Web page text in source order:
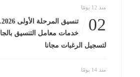
منذ 12 يومًا
02
تنسيق
خدمات معامل التنسيق
لتسجيل الرغبات مجانا
منذ 14 يومًا